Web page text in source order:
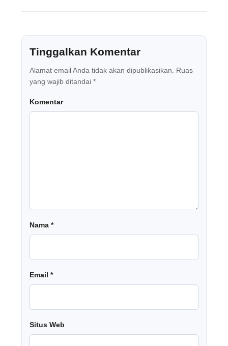
Tinggalkan Komentar
Alamat email Anda tidak akan dipublikasikan.
Ruas
yang wajib ditandai *
Komentar
Nama *
Email *
Situs Web